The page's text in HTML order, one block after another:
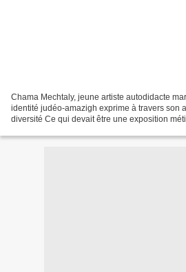
Chama Mechtaly, jeune artiste autodidacte
identité judéo-amazigh exprime à travers son
diversité Ce qui devait être une exposition